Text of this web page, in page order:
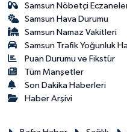
Samsun Nöbetçi
Samsun Hava Durumu
Samsun Namaz Vakitleri
Samsun Trafik Yoğunluk
Puan Durumu ve Fikstür
Tüm Manşetler
Son Dakika Haberleri
Haber Arşivi